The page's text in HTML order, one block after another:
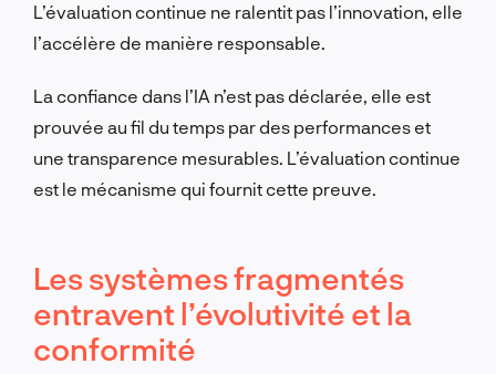
L’évaluation continue ne ralentit pas l’innovation, elle
l’accélère de manière responsable.
La confiance dans l’IA n’est pas déclarée, elle est
prouvée au fil du temps par des performances et
une transparence mesurables. L’évaluation continue
est le mécanisme qui fournit cette preuve.
Les systèmes fragmentés
entravent l’évolutivité et la
conformité